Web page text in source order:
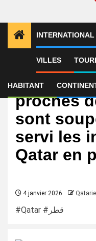
INTERNATIONAL
VILLES
HABITANT
International
Qatargate
proches
sont
servi les
Qatar en
4 janvier 2026
#Qatar #قطر